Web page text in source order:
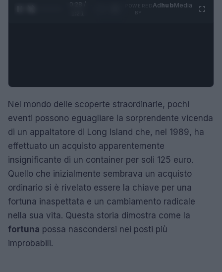
0:29 /
AdhubMedia
Nel mondo delle scoperte straordinarie, pochi
eventi possono eguagliare la sorprendente vicenda
di un appaltatore di Long Island che, nel 1989, ha
effettuato un acquisto apparentemente
insignificante di un container per soli 125 euro.
Quello che inizialmente sembrava un acquisto
ordinario si è rivelato essere la chiave per una
fortuna inaspettata e un cambiamento radicale
nella sua vita. Questa storia dimostra come la
fortuna possa nascondersi nei posti più
improbabili.